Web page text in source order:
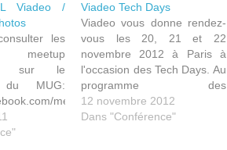
Viadeo /
les
meetup
sur le
MUG:
media/set/?
Viadeo Tech Days
Viadeo vous donne rendez-
vous les 20, 21 et 22
novembre 2012 à Paris à
l'occasion des Tech Days. Au
programme des
conférences: - MySQL avec
MHA - HDFS HA - Neo4J -
12 novembre 2012
Dans "Conférence"